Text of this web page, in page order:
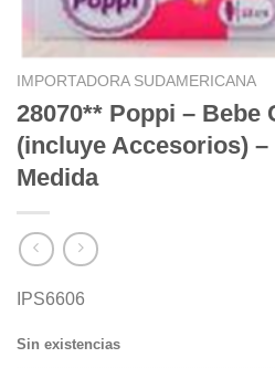
IMPORTADORA SUDAMERICANA
28070** Poppi – Bebe
(incluye Accesorios)
Medida
IPS6606
Sin existencias